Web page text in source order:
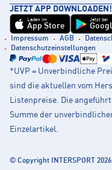
JETZT APP DOWNLOADEN!
Laden im
App Store
Jetzt bei
Impressum AGB
Datenschutzeinstellungen
*UVP = Unverbindliche
sind die aktuellen vom
Listenpreise. Die
Summe der
Einzelartikel.
© Copyright INTERSPORT 2026